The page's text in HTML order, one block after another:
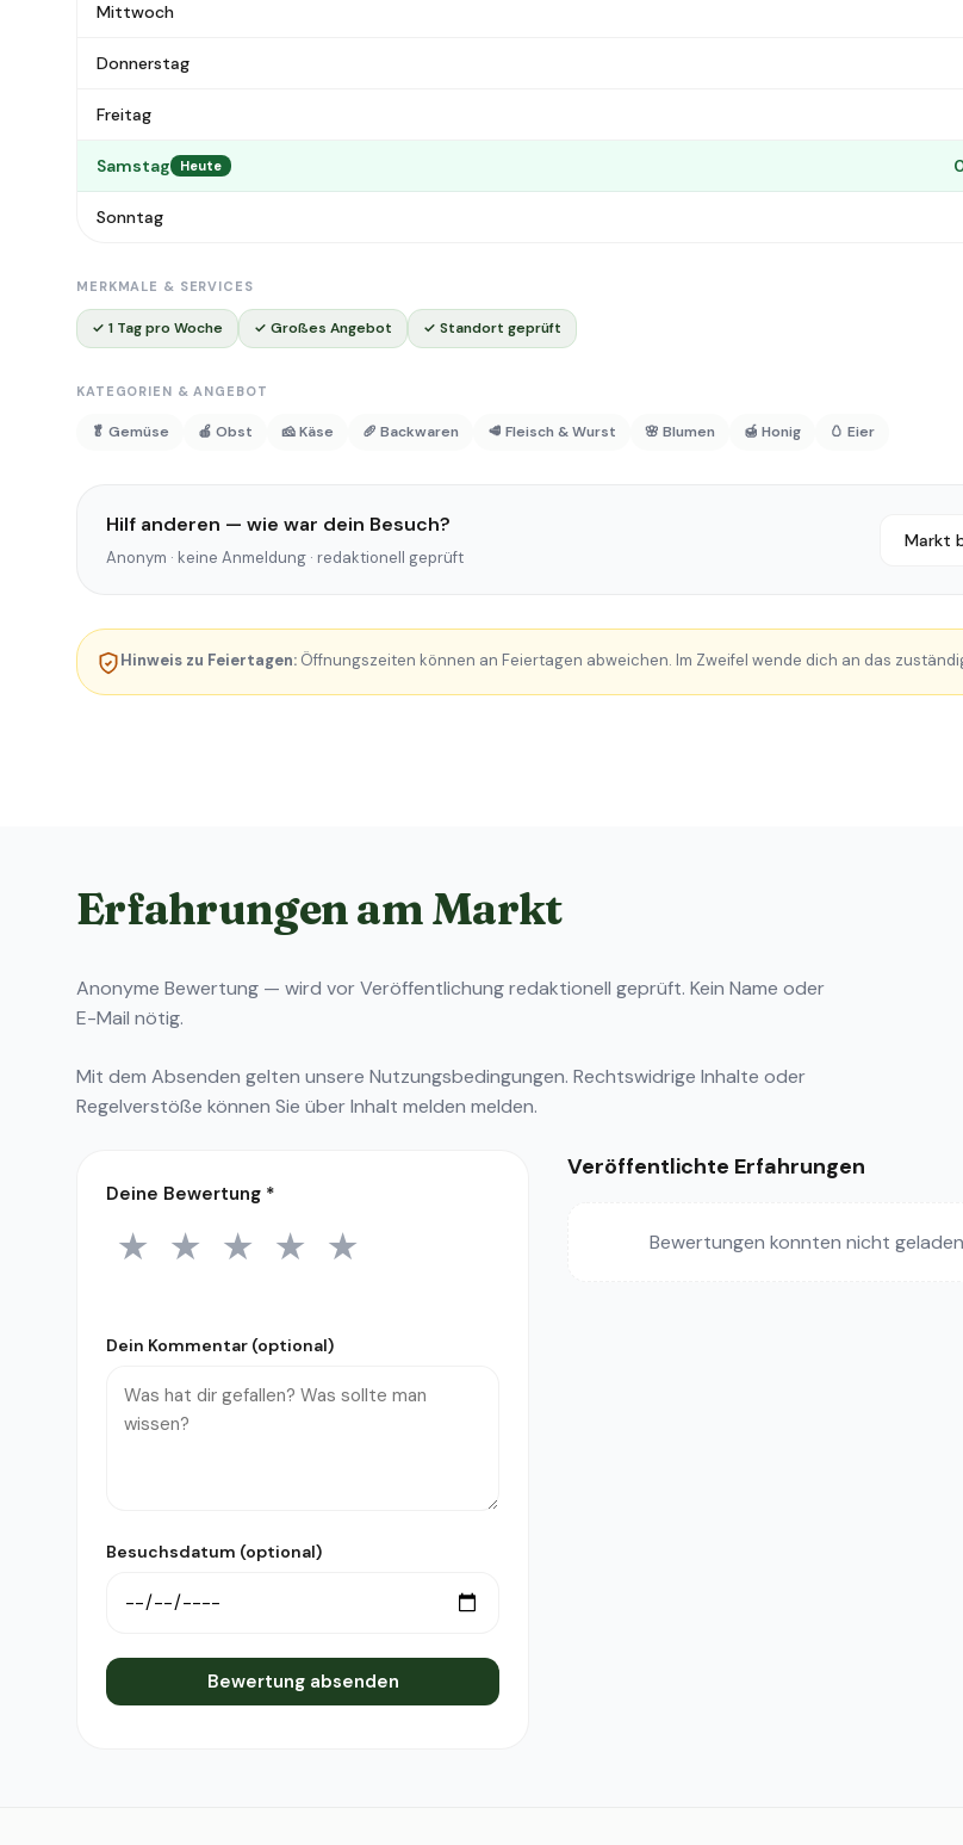
Mittwoch
Donnerstag
Freitag
Samstag Heute
Sonntag
MERKMALE & SERVICES
✓ 1 Tag pro Woche ✓ Großes Angebot ✓ Standort geprüft
KATEGORIEN & ANGEBOT
🥬 Gemüse 🍎 Obst 🧀 Käse 🥖 Backwaren 🥩 Fleisch & Wurst 🌸 Blumen 🍯 Honig 🥚 Eier
Hilf anderen — wie war dein Besuch?
Anonym · keine Anmeldung · redaktionell geprüft
Markt
Hinweis zu Feiertagen: Öffnungszeiten können an Feiertagen abweichen. Im Zweifel wende dich an das
Erfahrungen am Markt
Anonyme Bewertung — wird vor Veröffentlichung redaktionell geprüft. Kein Name oder
E-Mail nötig.
Mit dem Absenden gelten unsere Nutzungsbedingungen. Rechtswidrige Inhalte oder
Regelverstöße können Sie überInhalt melden melden.
Deine Bewertung *
1 Stern
★ 2 Sterne
★ 3 Sterne
★ 4 Sterne
★ 5 Sterne
★
Dein Kommentar (optional)
Besuchsdatum (optional)
Bewertung absenden
Veröffentlichte Erfahrungen
Bewertungen konnten nicht